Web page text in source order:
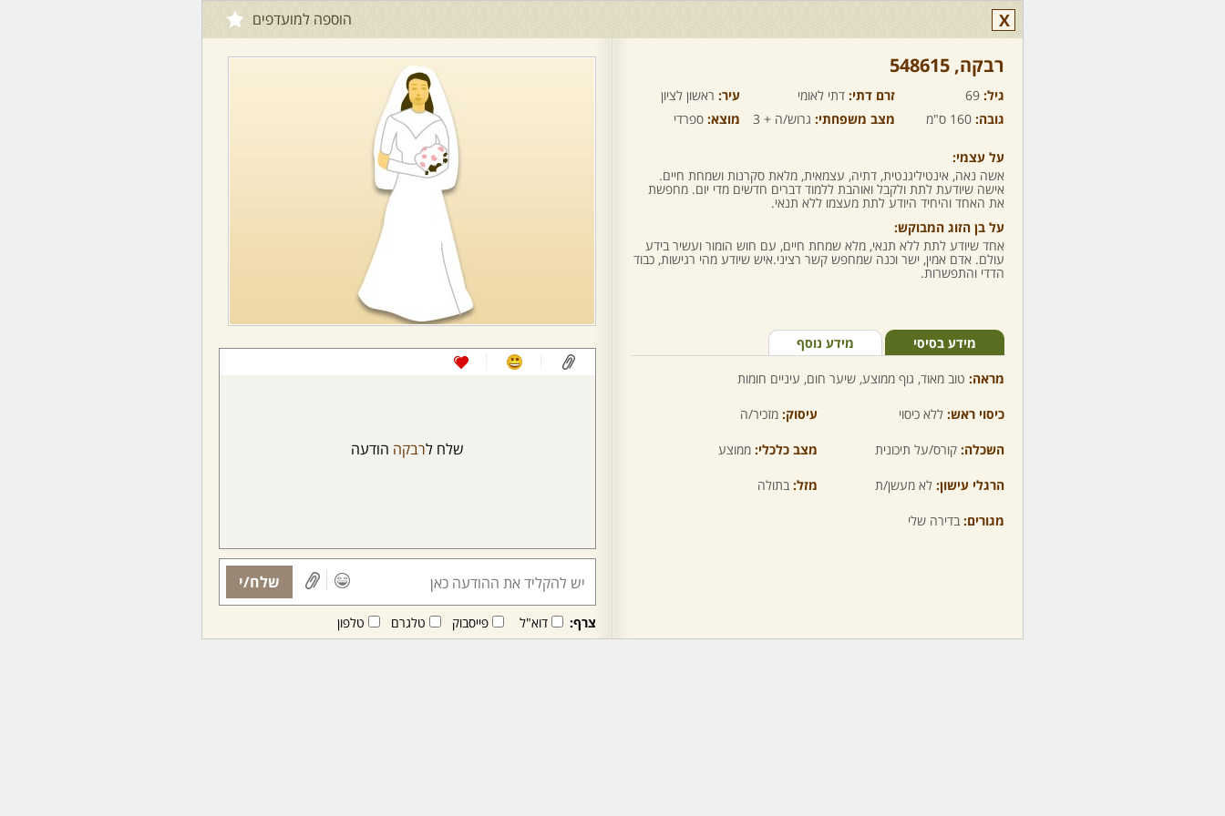
X הוספה למועדפים
רבקה,‏ 548615
גיל: 69 זרם דתי: דתי לאומי עיר: ראשון לציון
גובה: 160 ס"מ מצב משפחתי: גרוש/ה + 3 מוצא: ספרדי
על עצמי:
אשה נאה, אינטיליגנטית, דתיה, עצמאית, מלאת סקרנות ושמחת חיים.
אישה שיודעת לתת ולקבל ואוהבת ללמוד דברים חדשים מדי יום. מחפשת
את האחד והיחיד היודע לתת מעצמו ללא תנאי.
על בן הזוג המבוקש:
אחד שיודע לתת ללא תנאי, מלא שמחת חיים, עם חוש הומור ועשיר בידע
עולם. אדם אמין, ישר וכנה שמחפש קשר רציני.איש שיודע מהי רגישות, כבוד
הדדי והתפשרות.
מידע בסיסי מידע נוסף
מראה: טוב מאוד, גוף ממוצע, שיער חום, עיניים חומות
כיסוי ראש: ללא כיסוי עיסוק: מזכיר/ה
השכלה: קורס/על תיכונית מצב כלכלי: ממוצע
הרגלי עישון: לא מעשן/ת מזל: בתולה
מגורים: בדירה שלי
שלח לרבקה הודעה
שלח/י
צרף: דוא"ל פייסבוק טלגרם טלפון